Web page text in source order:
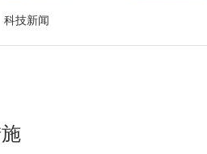
科技新闻